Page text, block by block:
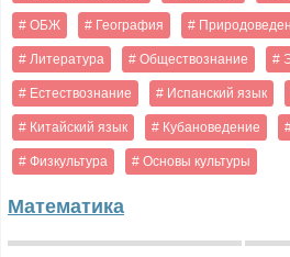
# ОБЖ # География #
# Литература # Обществознание #
# Естествознание # Испанский язык
# Китайский язык # Кубановедение
# Физкультура # Основы культуры
Математика